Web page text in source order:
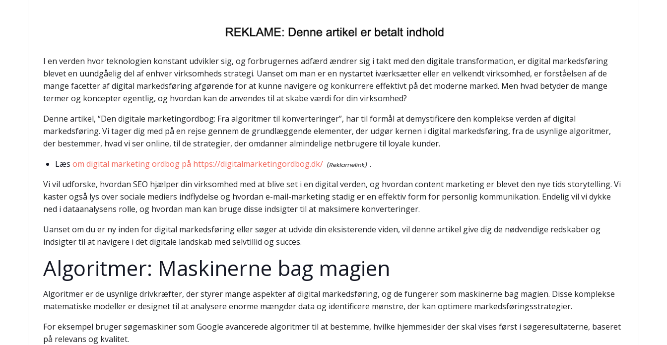
I en verden hvor teknologien konstant udvikler sig, og forbrugernes adfærd ændrer sig i takt med den digitale transformation, er digital markedsføring
blevet en uundgåelig del af enhver virksomheds strategi. Uanset om man er en nystartet iværksætter eller en velkendt virksomhed, er forståelsen af de
mange facetter af digital markedsføring afgørende for at kunne navigere og konkurrere effektivt på det moderne marked. Men hvad betyder de mange
termer og koncepter egentlig, og hvordan kan de anvendes til at skabe værdi for din virksomhed?
Denne artikel, “Den digitale marketingordbog: Fra algoritmer til konverteringer”, har til formål at demystificere den komplekse verden af digital
markedsføring. Vi tager dig med på en rejse gennem de grundlæggende elementer, der udgør kernen i digital markedsføring, fra de usynlige algoritmer,
der bestemmer, hvad vi ser online, til de strategier, der omdanner almindelige netbrugere til loyale kunder.
Læs om digital marketing ordbog på https://digitalmarketingordbog.dk/
.
Vi vil udforske, hvordan SEO hjælper din virksomhed med at blive set i en digital verden, og hvordan content marketing er blevet den nye tids storytelling. Vi
kaster også lys over sociale mediers indflydelse og hvordan e-mail-marketing stadig er en effektiv form for personlig kommunikation. Endelig vil vi dykke
ned i dataanalysens rolle, og hvordan man kan bruge disse indsigter til at maksimere konverteringer.
Uanset om du er ny inden for digital markedsføring eller søger at udvide din eksisterende viden, vil denne artikel give dig de nødvendige redskaber og
indsigter til at navigere i det digitale landskab med selvtillid og succes.
Algoritmer: Maskinerne bag magien
Algoritmer er de usynlige drivkræfter, der styrer mange aspekter af digital markedsføring, og de fungerer som maskinerne bag magien. Disse komplekse
matematiske modeller er designet til at analysere enorme mængder data og identificere mønstre, der kan optimere markedsføringsstrategier.
For eksempel bruger søgemaskiner som Google avancerede algoritmer til at bestemme, hvilke hjemmesider der skal vises først i søgeresultaterne, baseret
på relevans og kvalitet.